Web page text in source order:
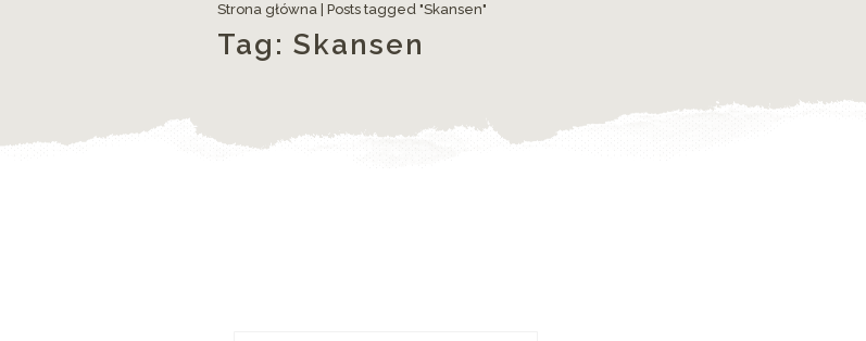
Strona główna Posts tagged "Skansen"
Tag: Skansen